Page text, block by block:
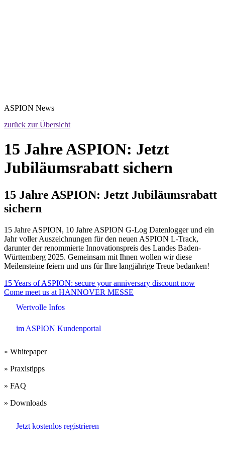
ASPION News
zurück zur Übersicht
15 Jahre ASPION: Jetzt
Jubiläumsrabatt sichern
15 Jahre ASPION: Jetzt Jubiläumsrabatt
sichern
15 Jahre ASPION, 10 Jahre ASPION G-Log Datenlogger und ein
Jahr voller Auszeichnungen für den neuen ASPION L-Track,
darunter der renommierte Innovationspreis des Landes Baden-
Württemberg 2025. Gemeinsam mit Ihnen wollen wir diese
Meilensteine feiern und uns für Ihre langjährige Treue bedanken!
Beitrags-
Navigation
15 Years of ASPION: secure your anniversary discount now
Come meet us at HANNOVER MESSE
Wertvolle Infos
im ASPION Kundenportal
» Whitepaper
» Praxistipps
» FAQ
» Downloads
Jetzt kostenlos registrieren